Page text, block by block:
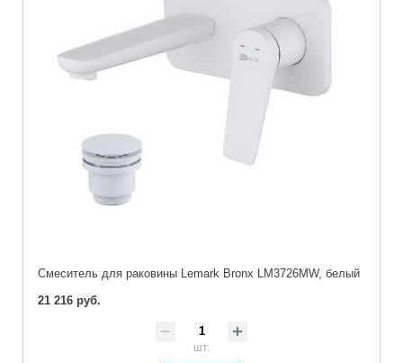
Cмеситель для раковины Lemark Bronx LM3726MW, белый
21 216 руб.
шт.